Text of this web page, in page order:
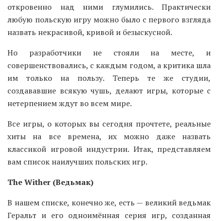
откровенно над ними глумились. Практически
любую польскую игру можно было с первого взгляда
назвать некрасивой, кривой и безыскусной.
Но разработчики не стояли на месте, и
совершенствовались, с каждым годом, а критика шла
им только на пользу. Теперь те же студии,
создававшие всякую чушь, делают игры, которые с
нетерпением ждут во всем мире.
Все игры, о которых вы сегодня прочтете, реальные
хиты на все времена, их можно даже назвать
классикой игровой индустрии. Итак, представляем
вам список наилучших польских игр.
The Wither (Ведьмак)
В нашем списке, конечно же, есть — великий ведьмак
Геральт и его одноимённая серия игр, созданная